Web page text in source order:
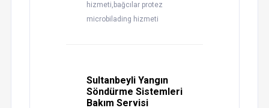
hizmeti,bağcılar protez
microbilading hizmeti
Sultanbeyli Yangın
Söndürme Sistemleri
Bakım Servisi